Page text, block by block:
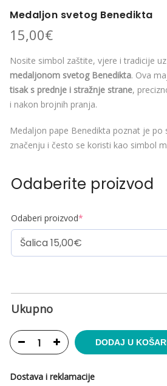
Medaljon svetog Benedikta
15,00€
Nosite simbol zaštite, vjere i tradicije uz
medaljonom svetog Benedikta. Ova
tisak s prednje i stražnje strane,
i nakon brojnih pranja.
Medaljon pape Benedikta poznat je po
značenju i često se koristi kao simbol
Odaberite proizvod
Odaberi proizvod*
Ukupno
DODAJ U
Dostava i reklamacije